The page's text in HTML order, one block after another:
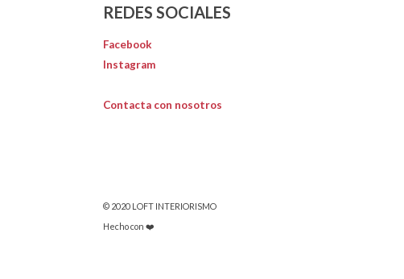
REDES SOCIALES
Facebook
Instagram
Contacta con nosotros
© 2020 LOFT INTERIORISMO
Hecho con ❤️